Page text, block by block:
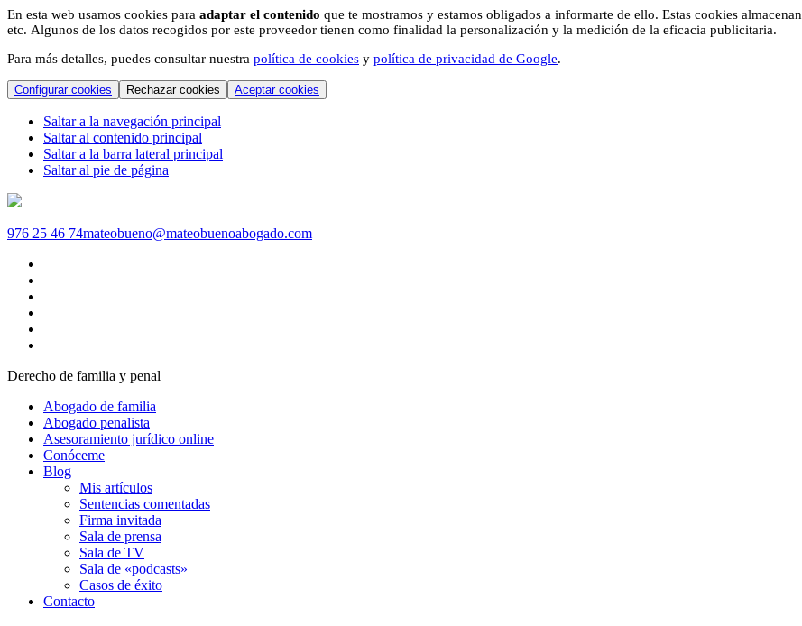
En esta web usamos cookies para adaptar el contenido que te mostramos y estamos obligados a informarte de ello. Estas cookies almacenan
etc. Algunos de los datos recogidos por este proveedor tienen como finalidad la personalización y la medición de la eficacia publicitaria.
Para más detalles, puedes consultar nuestra política de cookies y política de privacidad de Google.
Configurar cookies Rechazar cookies Aceptar cookies
Saltar a la navegación principal
Saltar al contenido principal
Saltar a la barra lateral principal
Saltar al pie de página
976 25 46 74mateobueno@mateobuenoabogado.com
Derecho de familia y penal
Abogado de familia
Abogado penalista
Asesoramiento jurídico online
Conóceme
Blog
Mis artículos
Sentencias comentadas
Firma invitada
Sala de prensa
Sala de TV
Sala de «podcasts»
Casos de éxito
Contacto